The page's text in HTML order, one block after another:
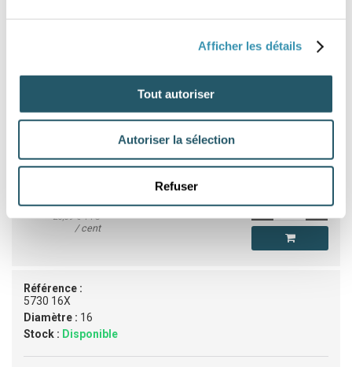
Afficher les détails
Tout autoriser
Autoriser la sélection
Refuser
Référence :
Stock :Disponible
23,66€ HT
28,39€ TTC
/ cent
Référence :
5730 16X
Diamètre : 16
Stock : Disponible